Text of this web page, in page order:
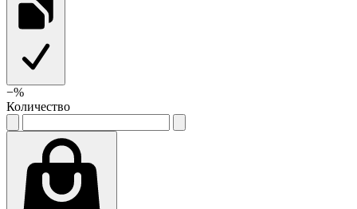
−%
Количество